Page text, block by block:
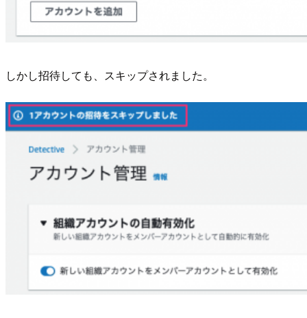
しかし招待しても、スキップされました。